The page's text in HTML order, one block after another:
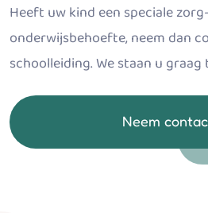
Heeft uw kind een speciale
onderwijsbehoefte, neem dan
schoolleiding. We staan u graag
Neem